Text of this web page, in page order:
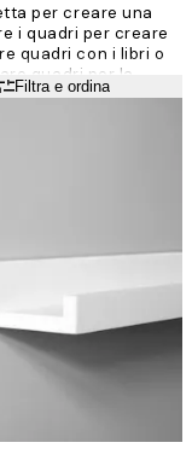
per creare una
i quadri per creare
quadri con i libri o
quadri per la
Filtra e ordina